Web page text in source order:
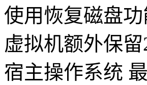
使用恢复磁盘
虚拟机额外保
宿主操作系统